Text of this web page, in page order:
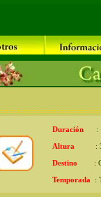
Duración: 1
Altura
:
Destino
:
Temporada :